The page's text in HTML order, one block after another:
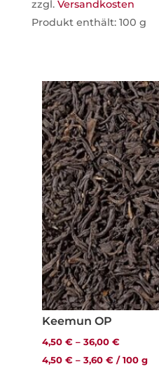
zzgl.Versandkosten
Produkt enthält: 100g
Keemun OP
4,50 €– 36,00 €
4,50 €– 3,60 €/100 g